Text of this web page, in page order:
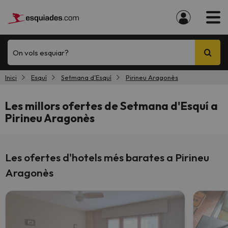
On vols esquiar?
Inici Esquí Setmana d'Esquí Pirineu Aragonès
Les millors ofertes de Setmana d'Esquí a
Pirineu Aragonès
Les ofertes d'hotels més barates a Pirineu
Aragonès